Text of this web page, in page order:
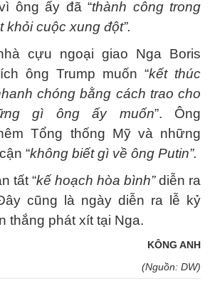
ông ấy đã “thành công trong
khỏi cuộc xung đột”.
cựu ngoại giao Nga Boris
ông Trump muốn “kết thúc
chóng bằng cách trao cho
gì ông ấy muốn”. Ông
Tổng thống Mỹ và những
“không biết gì về ông Putin”.
tất “kế hoạch hòa bình”diễn ra
cũng là ngày diễn ra lễ kỷ
thắng phát xít tại Nga.
KÔNG ANH
(Nguồn: DW)